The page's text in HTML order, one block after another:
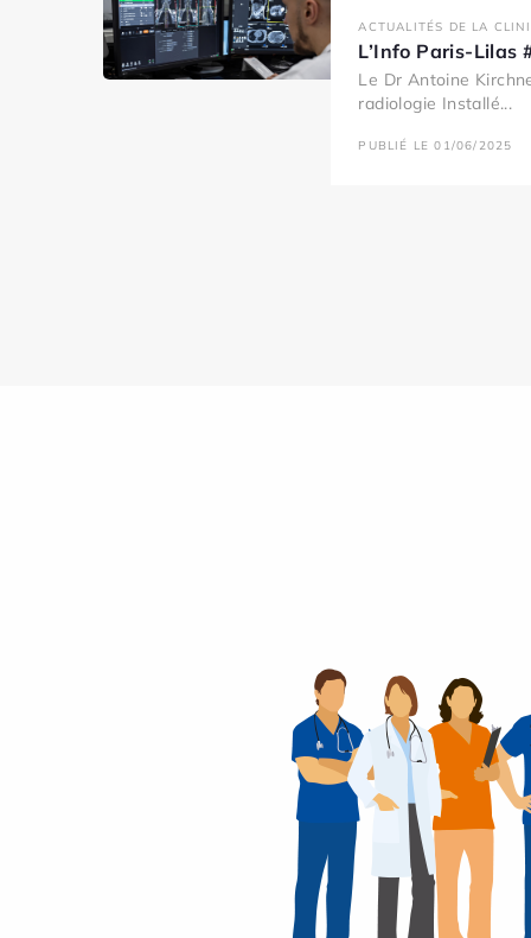
ACTUALITÉS DE LA
L’Info Paris-Lilas
Le Dr Antoine
radiologie Installé...
PUBLIÉ LE 01/06/2025